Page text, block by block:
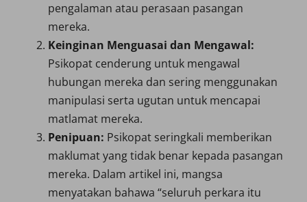
pengalaman atau perasaan pasangan
mereka.
Keinginan Menguasai dan Mengawal:
Psikopat cenderung untuk mengawal
hubungan mereka dan sering menggunakan
manipulasi serta ugutan untuk mencapai
matlamat mereka.
Penipuan: Psikopat seringkali memberikan
maklumat yang tidak benar kepada pasangan
mereka. Dalam artikel ini, mangsa
menyatakan bahawa “seluruh perkara itu